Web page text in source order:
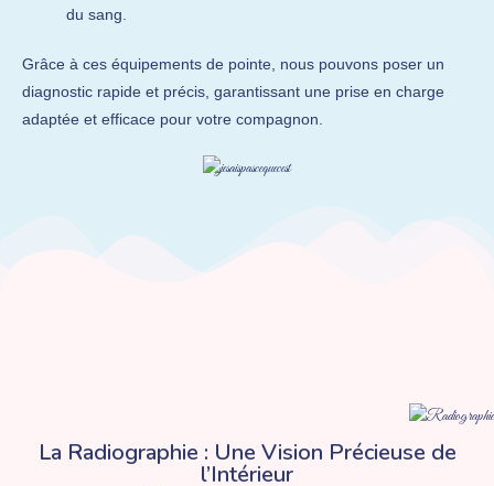
du sang.
Grâce à ces équipements de pointe, nous pouvons poser un
diagnostic rapide et précis, garantissant une prise en charge
adaptée et efficace pour votre compagnon.
La Radiographie : Une Vision Précieuse de
l’Intérieur